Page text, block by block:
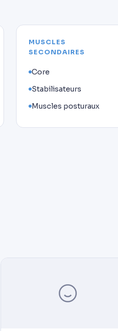
MUSCLES
SECONDAIRES
Core
Stabilisateurs
Muscles posturaux